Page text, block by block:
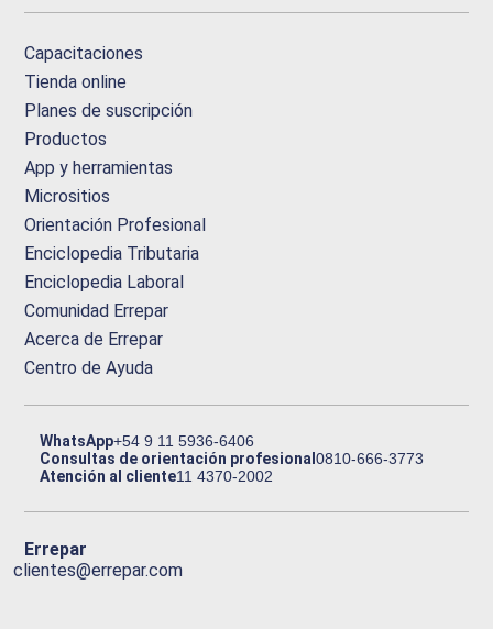
Capacitaciones
Tienda online
Planes de suscripción
Productos
App y herramientas
Micrositios
Orientación Profesional
Enciclopedia Tributaria
Enciclopedia Laboral
Comunidad Errepar
Acerca de Errepar
Centro de Ayuda
WhatsApp+54 9 11 5936-6406
Consultas de orientación profesional0810-666-3773
Atención al cliente11 4370-2002
Errepar
clientes@errepar.com